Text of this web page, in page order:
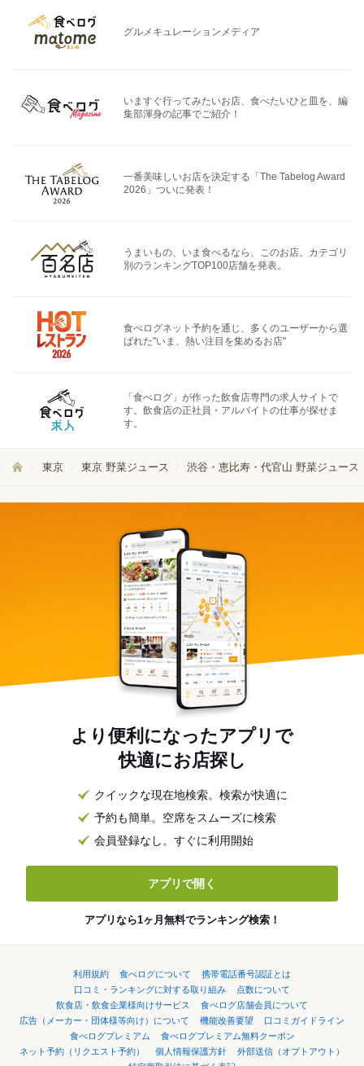
グルメキュレーションメディア
いますぐ行ってみたいお店、食べたいひと皿を、編
集部渾身の記事でご紹介！
一番美味しいお店を決定する「The Tabelog Award
2026」ついに発表！
うまいもの、いま食べるなら、このお店。カテゴリ
別のランキングTOP100店舗を発表。
食べログネット予約を通じ、多くのユーザーから選
ばれた"いま、熱い注目を集めるお店"
「食べログ」が作った飲食店専門の求人サイトで
す。飲食店の正社員・アルバイトの仕事が探せま
す。
東京 東京 野菜ジュース 渋谷・恵比寿・代官山 野菜ジュース
より便利になったアプリで
快適にお店探し
クイックな現在地検索。検索が快適に
予約も簡単。空席をスムーズに検索
会員登録なし。すぐに利用開始
アプリで開く
アプリなら1ヶ月無料でランキング検索！
利用規約 食べログについて
携帯電話番号認証とは
口コミ・ランキングに対する取り組み
点数について
飲食店・飲食企業様向けサービス
食べログ店舗会員について
広告（メーカー・団体様等向け）について
機能改善要望
口コミガイドライン
食べログプレミアム
食べログプレミアム無料クーポン
ネット予約（リクエスト予約）
個人情報保護方針
外部送信（オプトアウト）